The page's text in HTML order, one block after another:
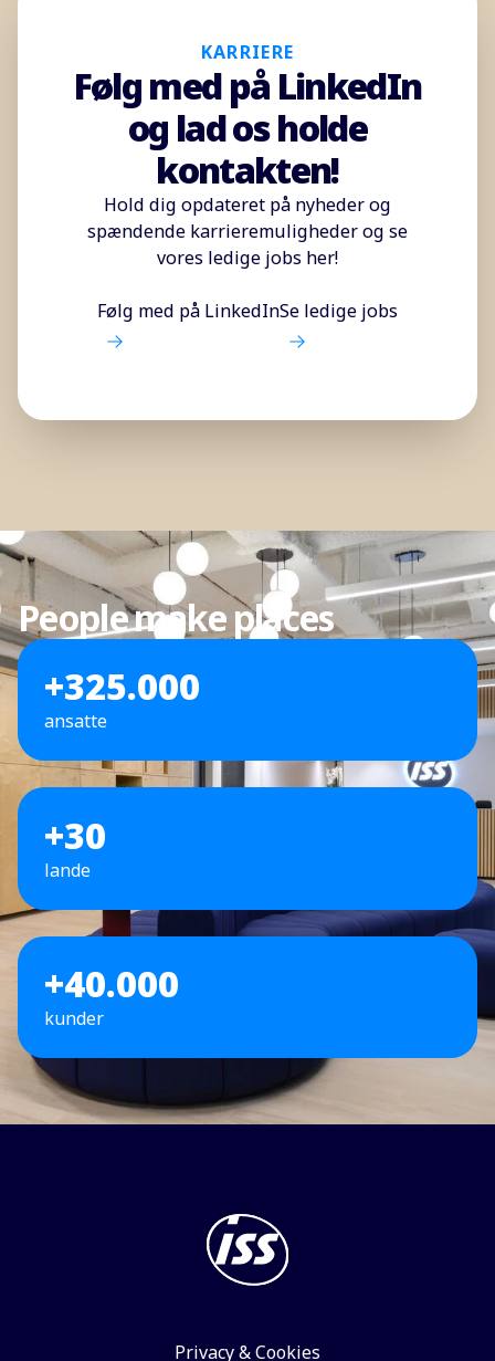
KARRIERE
Følg med på LinkedIn
og lad os holde
kontakten!
Hold dig opdateret på nyheder og
spændende karrieremuligheder og se
vores ledige jobs her!
Følg med på LinkedInSe ledige jobs
People make places
+325.000
ansatte
+30
lande
+40.000
kunder
Privacy & Cookies